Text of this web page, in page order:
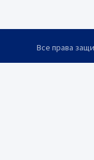
Все права